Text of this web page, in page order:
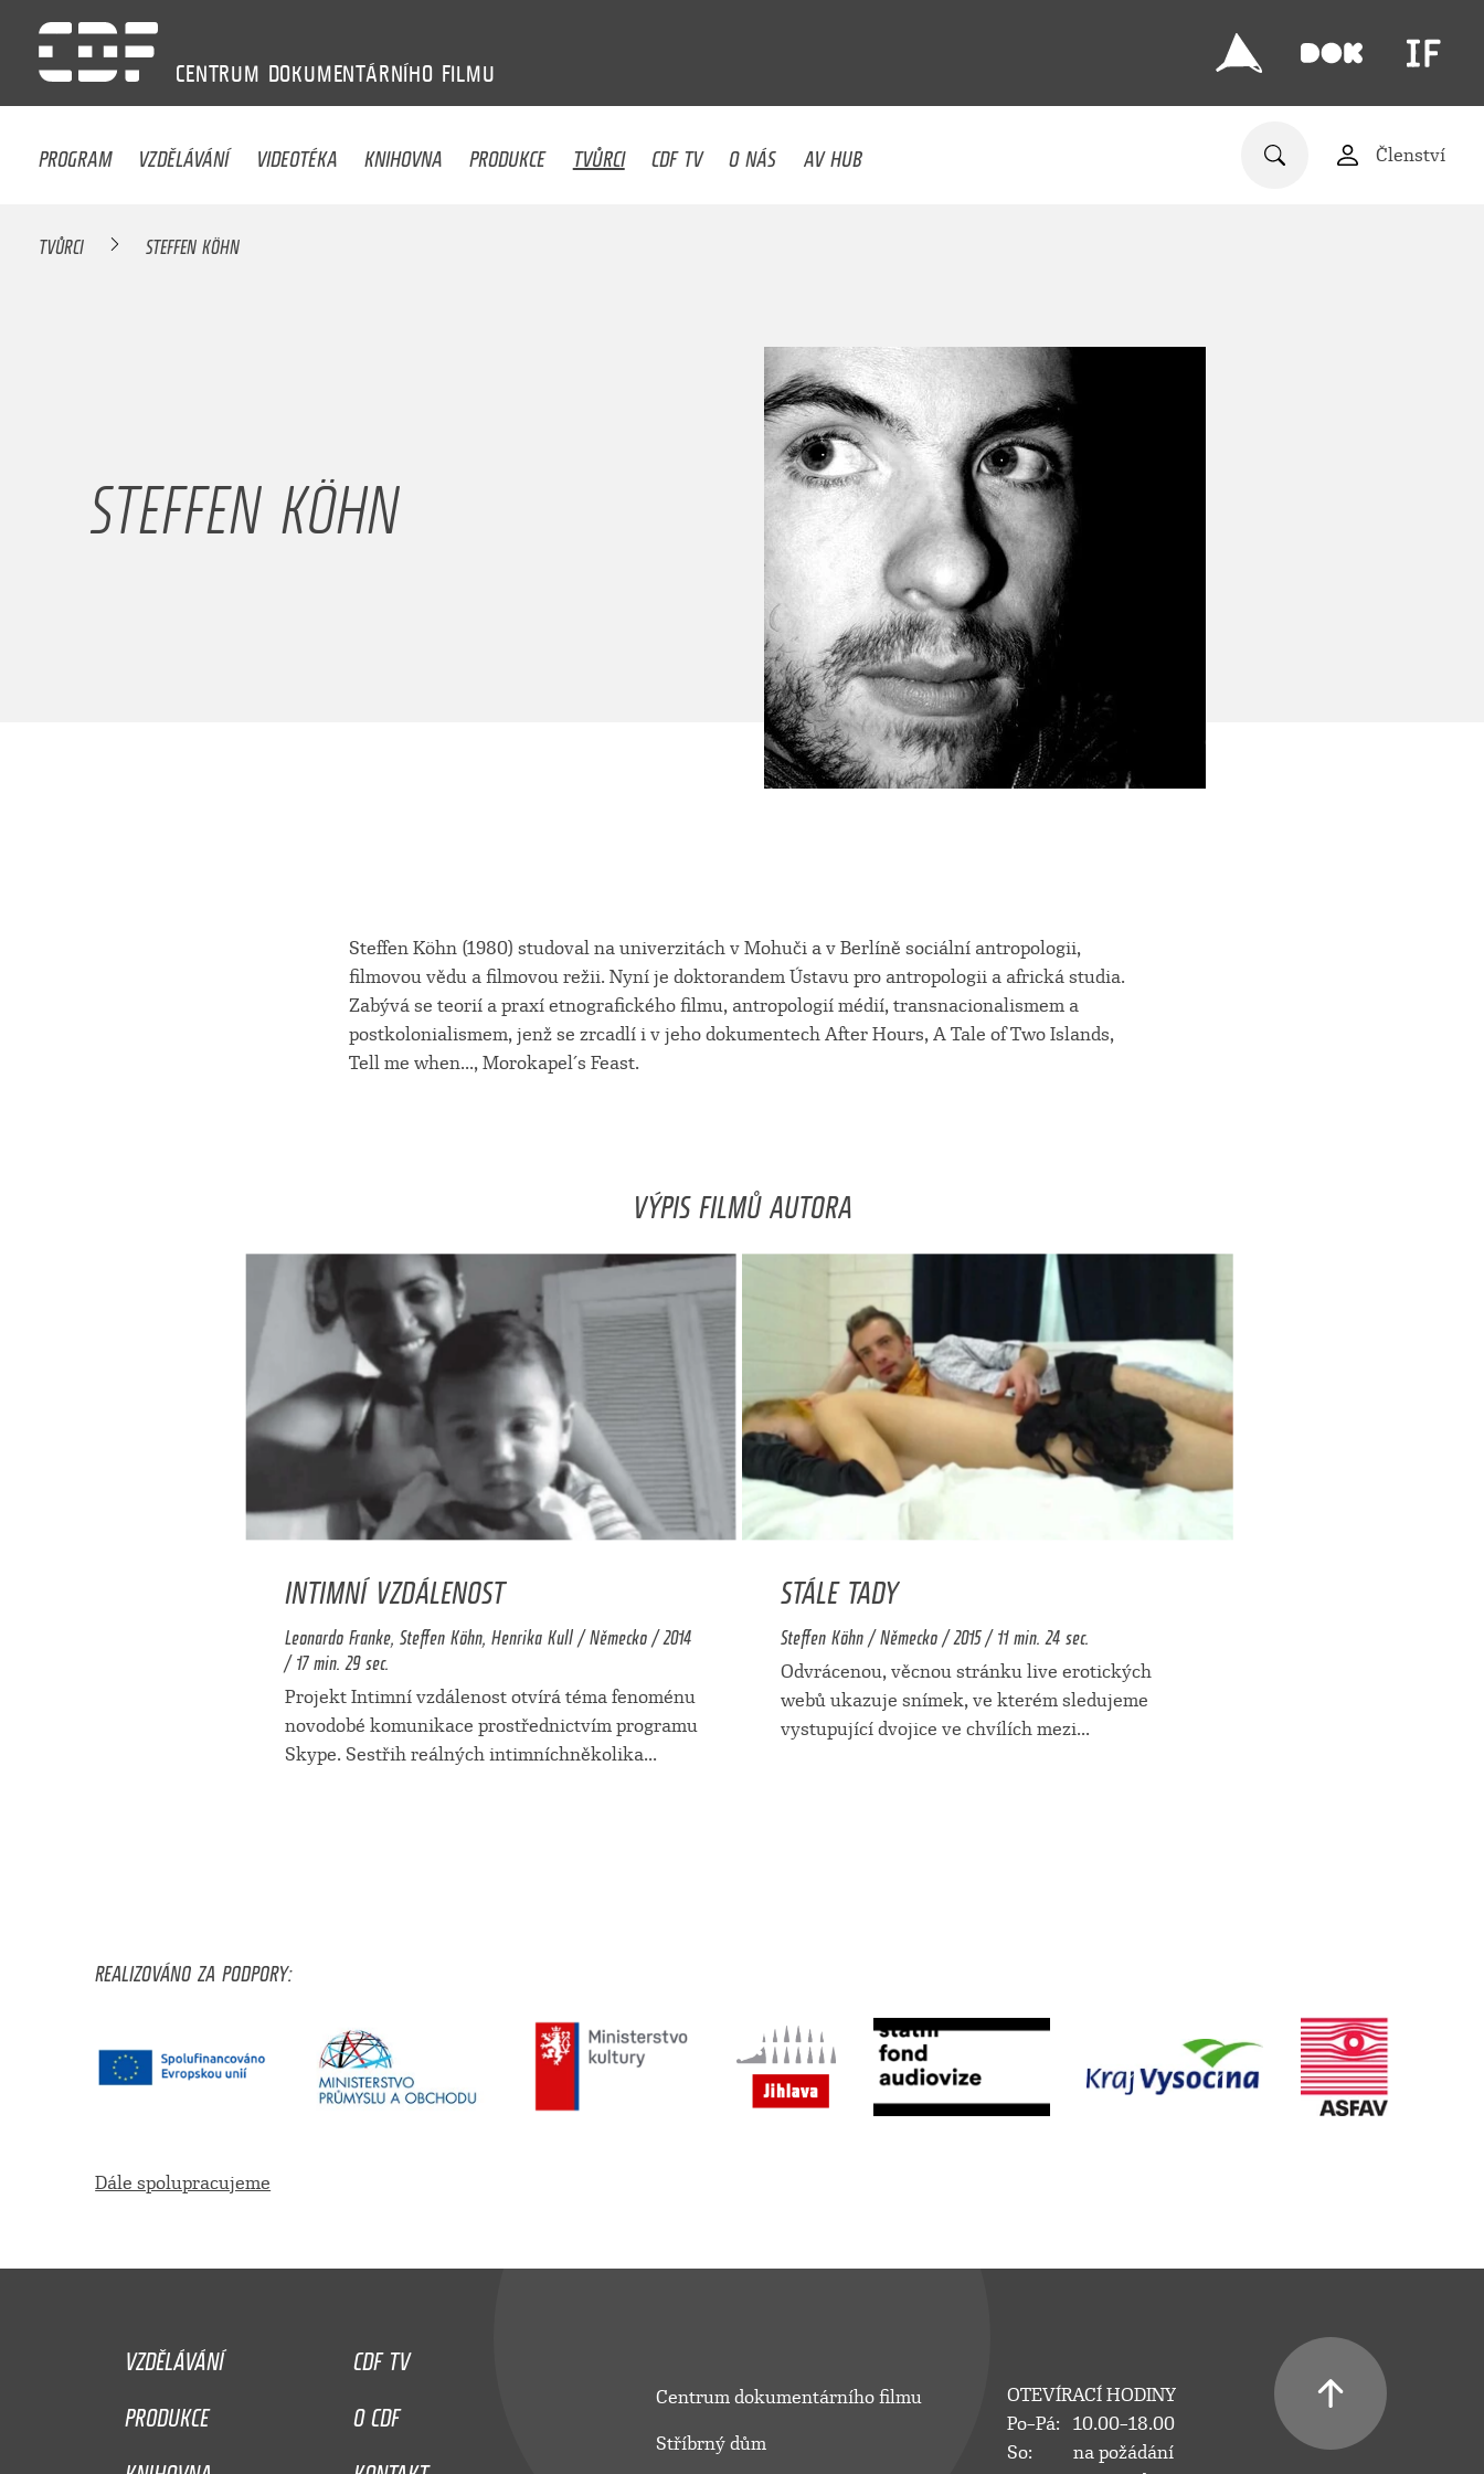
CENTRUM DOKUMENTÁRNÍHO FILMU
PROGRAM VZDĚLÁVÁNÍ VIDEOTÉKA KNIHOVNA PRODUKCE TVŮRCI CDF TV O NÁS AV HUB Členství
TVŮRCI STEFFEN KÖHN
STEFFEN KÖHN
Steffen Köhn (1980) studoval na univerzitách v Mohuči a v Berlíně sociální antropologii,
filmovou vědu a filmovou režii. Nyní je doktorandem Ústavu pro antropologii a africká studia.
Zabývá se teorií a praxí etnografického filmu, antropologií médií, transnacionalismem a
postkolonialismem, jenž se zrcadlí i v jeho dokumentech After Hours, A Tale of Two Islands,
Tell me when..., Morokapel´s Feast.
VÝPIS FILMŮ AUTORA
INTIMNÍ VZDÁLENOST
Leonardo Franke, Steffen Köhn, Henrika Kull / Německo / 2014
/ 17 min. 29 sec.
Projekt Intimní vzdálenost otvírá téma fenoménu
novodobé komunikace prostřednictvím programu
Skype. Sestřih reálných intimníchněkolika...
STÁLE TADY
Steffen Köhn / Německo / 2015 / 11 min. 24 sec.
Odvrácenou, věcnou stránku live erotických
webů ukazuje snímek, ve kterém sledujeme
vystupující dvojice ve chvílích mezi...
REALIZOVÁNO ZA PODPORY:
Dále spolupracujeme
VZDĚLÁVÁNÍ
CDF TV
PRODUKCE
O CDF
Centrum dokumentárního filmu
Stříbrný dům
OTEVÍRACÍ HODINY
Po–Pá:
10.00–18.00
So:
na požádání